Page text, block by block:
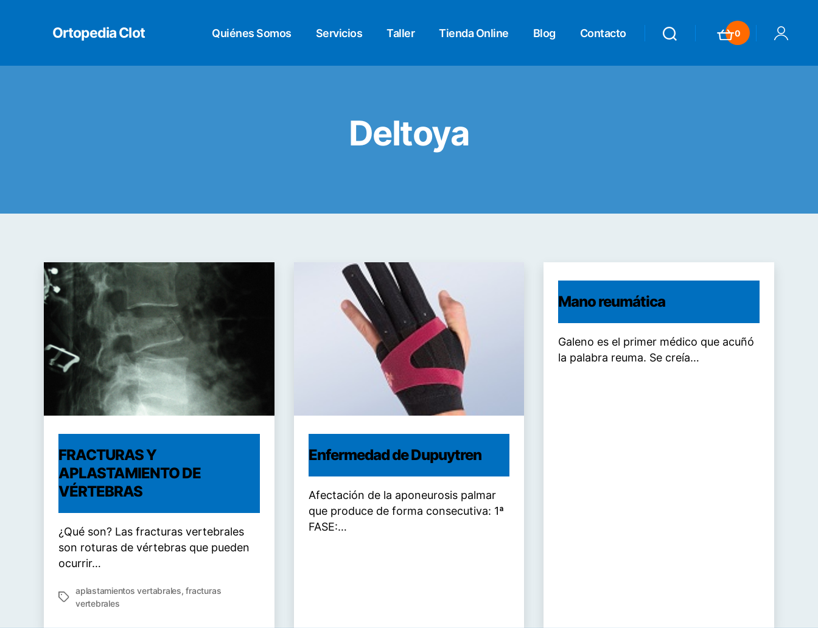
Ortopedia Clot Quiénes Somos Servicios Taller Tienda Online Blog Contacto Search
0
Deltoya
FRACTURAS Y
APLASTAMIENTO DE
VÉRTEBRAS
¿Qué son? Las fracturas vertebrales
son roturas de vértebras que pueden
ocurrir…
Etiquetas
aplastamientos vertabrales,fracturas
vertebrales
Enfermedad de Dupuytren
Afectación de la aponeurosis palmar
que produce de forma consecutiva: 1ª
FASE:…
Mano reumática
Galeno es el primer médico que acuñó
la palabra reuma. Se creía…